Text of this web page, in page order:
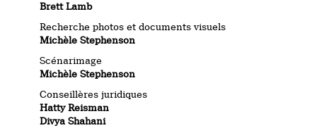
Brett Lamb
Recherche photos et documents visuels
Michèle Stephenson
Scénarimage
Michèle Stephenson
Conseillères juridiques
Hatty Reisman
Divya Shahani